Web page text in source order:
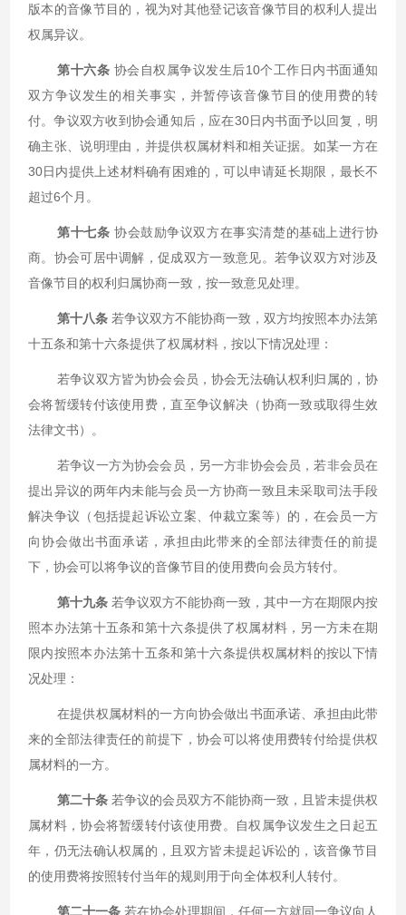
版本的音像节目的，视为对其他登记该音像节目的权利人提出
权属异议。
第十六条 协会自权属争议发生后10个工作日内书面通知
双方争议发生的相关事实，并暂停该音像节目的使用费的转
付。争议双方收到协会通知后，应在30日内书面予以回复，明
确主张、说明理由，并提供权属材料和相关证据。如某一方在
30日内提供上述材料确有困难的，可以申请延长期限，最长不
超过6个月。
第十七条 协会鼓励争议双方在事实清楚的基础上进行协
商。协会可居中调解，促成双方一致意见。若争议双方对涉及
音像节目的权利归属协商一致，按一致意见处理。
第十八条 若争议双方不能协商一致，双方均按照本办法第
十五条和第十六条提供了权属材料，按以下情况处理：
若争议双方皆为协会会员，协会无法确认权利归属的，协
会将暂缓转付该使用费，直至争议解决（协商一致或取得生效
法律文书）。
若争议一方为协会会员，另一方非协会会员，若非会员在
提出异议的两年内未能与会员一方协商一致且未采取司法手段
解决争议（包括提起诉讼立案、仲裁立案等）的，在会员一方
向协会做出书面承诺，承担由此带来的全部法律责任的前提
下，协会可以将争议的音像节目的使用费向会员方转付。
第十九条 若争议双方不能协商一致，其中一方在期限内按
照本办法第十五条和第十六条提供了权属材料，另一方未在期
限内按照本办法第十五条和第十六条提供权属材料的按以下情
况处理：
在提供权属材料的一方向协会做出书面承诺、承担由此带
来的全部法律责任的前提下，协会可以将使用费转付给提供权
属材料的一方。
第二十条 若争议的会员双方不能协商一致，且皆未提供权
属材料，协会将暂缓转付该使用费。自权属争议发生之日起五
年，仍无法确认权属的，且双方皆未提起诉讼的，该音像节目
的使用费将按照转付当年的规则用于向全体权利人转付。
第二十一条 若在协会处理期间，任何一方就同一争议向人